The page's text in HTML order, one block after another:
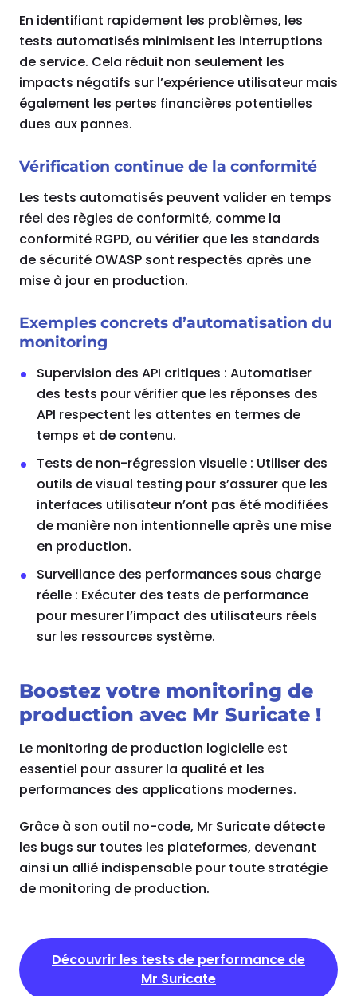
En identifiant rapidement les problèmes, les
tests automatisés minimisent les interruptions
de service. Cela réduit non seulement les
impacts négatifs sur l’expérience utilisateur mais
également les pertes financières potentielles
dues aux pannes.
Vérification continue de la conformité
Les tests automatisés peuvent valider en temps
réel des règles de conformité, comme la
conformité RGPD, ou vérifier que les standards
de sécurité OWASP sont respectés après une
mise à jour en production.
Exemples concrets d’automatisation du
monitoring
Supervision des API critiques : Automatiser
des tests pour vérifier que les réponses des
API respectent les attentes en termes de
temps et de contenu.
Tests de non-régression visuelle : Utiliser des
outils de visual testing pour s’assurer que les
interfaces utilisateur n’ont pas été modifiées
de manière non intentionnelle après une mise
en production.
Surveillance des performances sous charge
réelle : Exécuter des tests de performance
pour mesurer l’impact des utilisateurs réels
sur les ressources système.
Boostez votre monitoring de
production avec Mr Suricate !
Le monitoring de production logicielle est
essentiel pour assurer la qualité et les
performances des applications modernes.
Grâce à son outil no-code, Mr Suricate détecte
les bugs sur toutes les plateformes, devenant
ainsi un allié indispensable pour toute stratégie
de monitoring de production.
Découvrir les tests de performance de
Mr Suricate